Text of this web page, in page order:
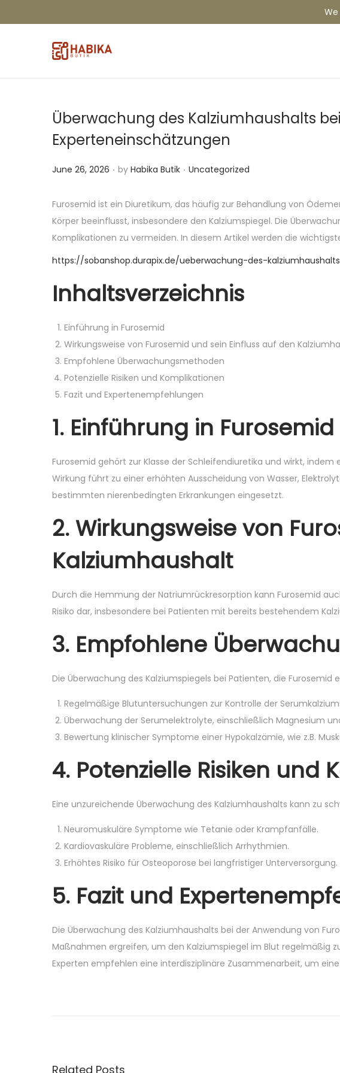
We
Überwachung des Kalziumhaushalts
Experteneinschätzungen
P
s
t
e
n
June 26, 2026 . by Habika Butik . P
s
t
e
n
Uncategorized
Furosemid ist ein Diuretikum, das häufig zur Behandlung von
Körper beeinflusst, insbesondere den Kalziumspiegel. Die
Komplikationen zu vermeiden. In diesem Artikel werden die
https://sobanshop.durapix.de/ueberwachung-des-
Inhaltsverzeichnis
Einführung in Furosemid
Wirkungsweise von Furosemid und sein Einfluss auf den
Empfohlene Überwachungsmethoden
Potenzielle Risiken und Komplikationen
Fazit und Expertenempfehlungen
1. Einführung in Furosemid
Furosemid gehört zur Klasse der Schleifendiuretika und wirkt,
Wirkung führt zu einer erhöhten Ausscheidung von Wasser,
bestimmten nierenbedingten Erkrankungen eingesetzt.
2. Wirkungsweise von
Kalziumhaushalt
Durch die Hemmung der Natriumrückresorption kann Furosemid
Risiko dar, insbesondere bei Patienten mit bereits bestehendem
3. Empfohlene
Die Überwachung des Kalziumspiegels bei Patienten, die Furosemid
Regelmäßige Blutuntersuchungen zur Kontrolle der
Überwachung der Serumelektrolyte, einschließlich Magnesium
Bewertung klinischer Symptome einer Hypokalzämie, wie z.B.
4. Potenzielle Risiken und
Eine unzureichende Überwachung des Kalziumhaushalts kann zu
Neuromuskuläre Symptome wie Tetanie oder Krampfanfälle.
Kardiovaskuläre Probleme, einschließlich Arrhythmien.
Erhöhtes Risiko für Osteoporose bei langfristiger Unterversorgung.
5. Fazit und
Die Überwachung des Kalziumhaushalts bei der Anwendung von
Maßnahmen ergreifen, um den Kalziumspiegel im Blut regelmäßig
Experten empfehlen eine interdisziplinäre Zusammenarbeit, um
a
Related Posts